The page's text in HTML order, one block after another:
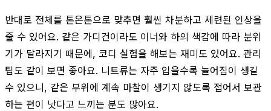
반대로 전체를 톤온톤으로 맞추면 훨씬 차분하고 세련된 인상을
줄 수 있어요. 같은 가디건이라도 이너와 하의 색감에 따라 분위
기가 달라지기 때문에, 코디 실험을 해보는 재미도 있어요. 관리
팁도 같이 보면 좋아요. 니트류는 자주 입을수록 늘어짐이 생길
수 있으니, 같은 부위에 계속 마찰이 생기지 않도록 접어서 보관
하는 편이 낫다고 느끼는 분도 많아요.